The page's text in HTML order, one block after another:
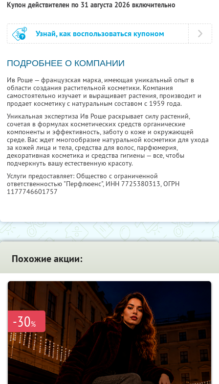
Купон действителен по 31 августа 2026 включительно
Узнай, как воспользоваться купоном
ПОДРОБНЕЕ О КОМПАНИИ
Ив Роше — французская марка, имеющая уникальный опыт в
области создания растительной косметики. Компания
самостоятельно изучает и выращивает растения, производит и
продает косметику с натуральным составом с 1959 года.
Уникальная экспертиза Ив Роше раскрывает силу растений,
сочетая в формулах косметических средств органические
компоненты и эффективность, заботу о коже и окружающей
среде. Вас ждет многообразие натуральной косметики для ухода
за кожей лица и тела, средства для волос, парфюмерия,
декоративная косметика и средства гигиены — все, чтобы
подчеркнуть вашу естественную красоту.
Услуги предоставляет: Общество с ограниченной
ответственностью "Перфлюенс", ИНН 7725380313, ОГРН
1177746601757
Похожие акции:
-30%